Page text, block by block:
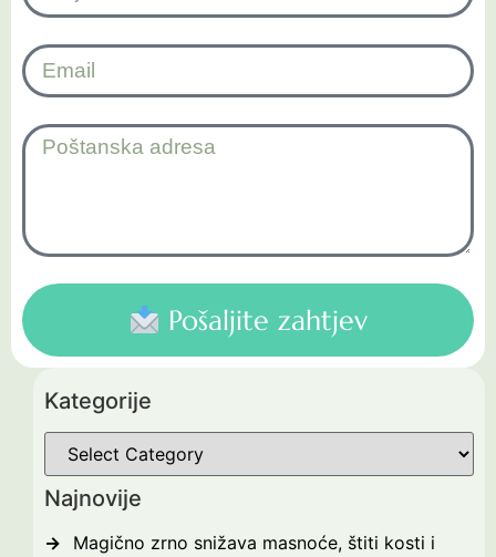
Pošaljite zahtjev
Kategorije
Najnovije
Magično zrno snižava masnoće, štiti kosti i